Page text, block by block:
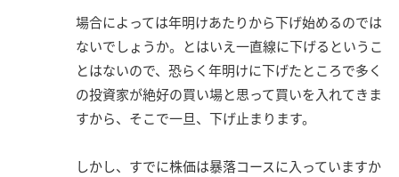
場合によっては年明けあたりから下げ始めるのでは
ないでしょうか。とはいえ一直線に下げるというこ
とはないので、恐らく年明けに下げたところで多く
の投資家が絶好の買い場と思って買いを入れてきま
すから、そこで一旦、下げ止まります。
しかし、すでに株価は暴落コースに入っていますか